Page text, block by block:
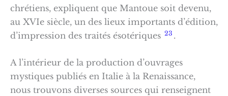
chrétiens, expliquent que Mantoue soit devenu,
au XVIe siècle, un des lieux importants d’édition,
d’impression des traités ésotériques 23 .
A l’intérieur de la production d’ouvrages
mystiques publiés en Italie à la Renaissance,
nous trouvons diverses sources qui renseignent